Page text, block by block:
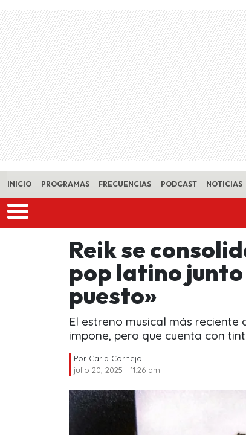
Skip to main content
INICIO PROGRAMAS FRECUENCIAS PODCAST NOTICIAS
Reik se
pop latino
puesto»
El estreno musical más
impone, pero que cuenta con
Por Carla Cornejo
julio 20, 2025 - 11:26 am